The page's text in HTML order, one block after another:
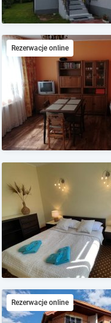
t
c
t
f
r
c
a
t
e
s
Rezerwacje online
Rezerwacje online